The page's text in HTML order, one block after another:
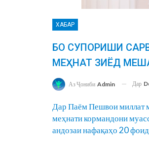
ХАБАР
БО СУПОРИШИ
МЕҲНАТ ЗИЁД
Аз Ҷониби Admin Дар
Дар Паём Пешвои миллат
меҳнати кормандони
андозаи нафақаҳо 20